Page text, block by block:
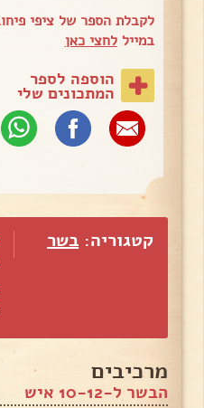
במייללחצי כאן
הוספה לספר
המתכונים שלי
קטגוריה: בשר
מרכיבים
הבשר ל-10-12 איש